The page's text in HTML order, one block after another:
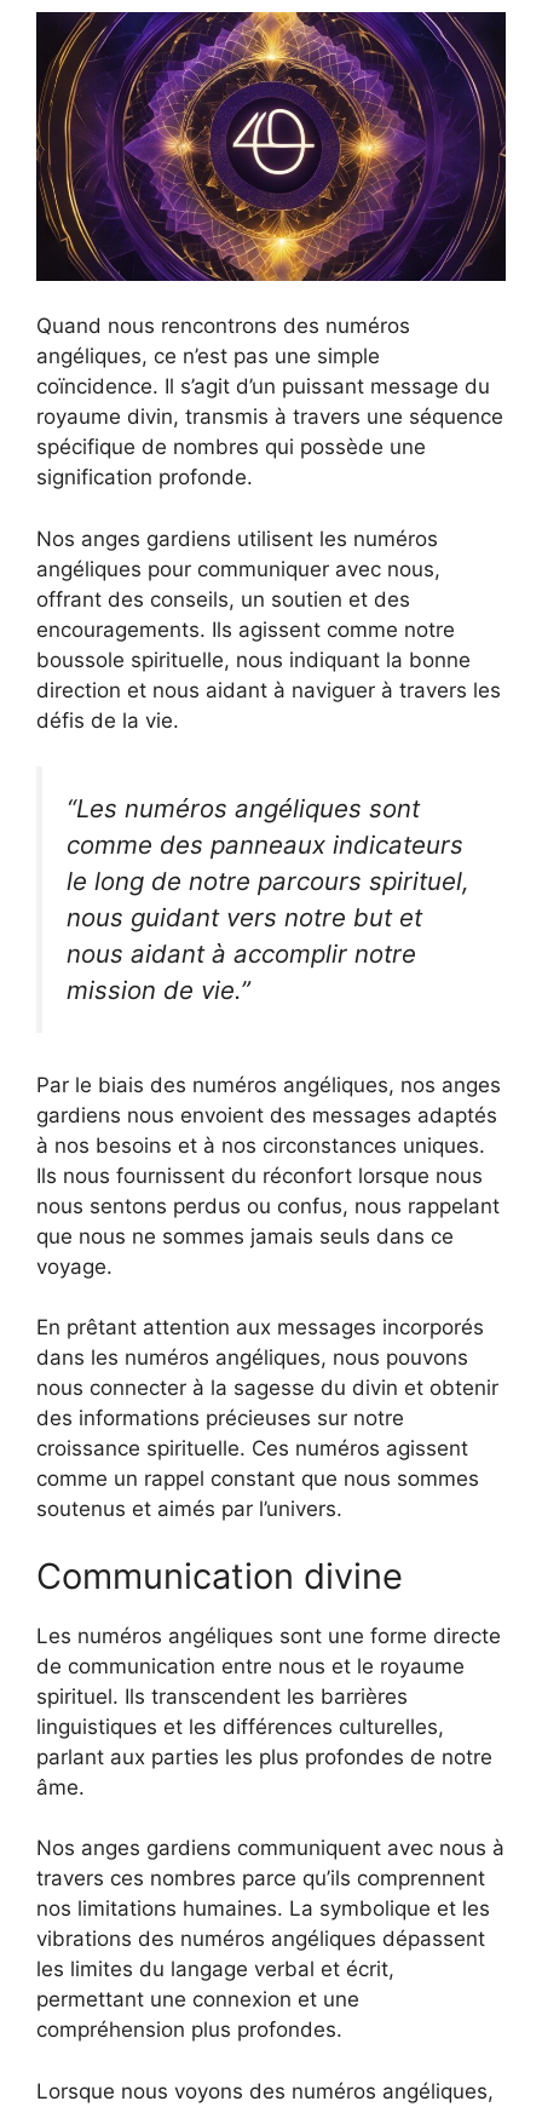
Quand nous rencontrons des numéros
angéliques, ce n’est pas une simple
coïncidence. Il s’agit d’un puissant message du
royaume divin, transmis à travers une séquence
spécifique de nombres qui possède une
signification profonde.
Nos anges gardiens utilisent les numéros
angéliques pour communiquer avec nous,
offrant des conseils, un soutien et des
encouragements. Ils agissent comme notre
boussole spirituelle, nous indiquant la bonne
direction et nous aidant à naviguer à travers les
défis de la vie.
“Les numéros angéliques sont
comme des panneaux indicateurs
le long de notre parcours spirituel,
nous guidant vers notre but et
nous aidant à accomplir notre
mission de vie.”
Par le biais des numéros angéliques, nos anges
gardiens nous envoient des messages adaptés
à nos besoins et à nos circonstances uniques.
Ils nous fournissent du réconfort lorsque nous
nous sentons perdus ou confus, nous rappelant
que nous ne sommes jamais seuls dans ce
voyage.
En prêtant attention aux messages incorporés
dans les numéros angéliques, nous pouvons
nous connecter à la sagesse du divin et obtenir
des informations précieuses sur notre
croissance spirituelle. Ces numéros agissent
comme un rappel constant que nous sommes
soutenus et aimés par l’univers.
Communication divine
Les numéros angéliques sont une forme directe
de communication entre nous et le royaume
spirituel. Ils transcendent les barrières
linguistiques et les différences culturelles,
parlant aux parties les plus profondes de notre
âme.
Nos anges gardiens communiquent avec nous à
travers ces nombres parce qu’ils comprennent
nos limitations humaines. La symbolique et les
vibrations des numéros angéliques dépassent
les limites du langage verbal et écrit,
permettant une connexion et une
compréhension plus profondes.
Lorsque nous voyons des numéros angéliques,